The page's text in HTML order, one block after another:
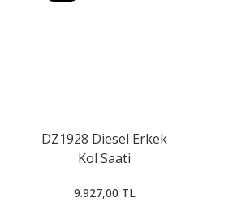
DZ1928 Diesel Erkek
Kol Saati
9.927,00 TL